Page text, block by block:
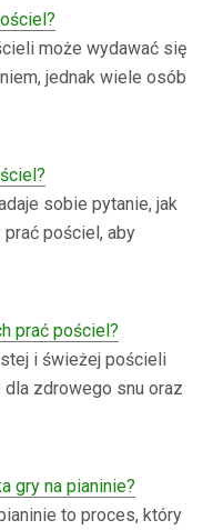
może wydawać się
jednak wiele osób
sobie pytanie, jak
pościel, aby
prać pościel?
i świeżej pościeli
zdrowego snu oraz
gry na pianinie?
to proces, który